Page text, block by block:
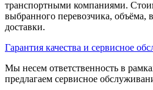
транспортными компаниями.
выбранного перевозчика, объёма,
доставки.
Гарантия качества и сервисное
Мы несем ответственность в
предлагаем сервисное